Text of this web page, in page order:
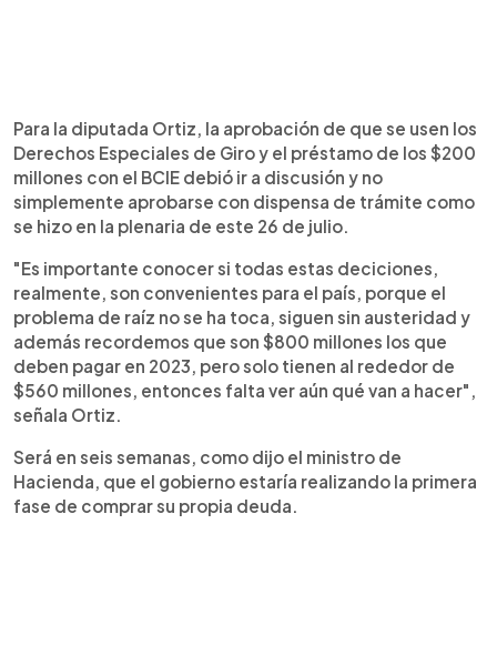
Para la diputada Ortiz, la aprobación de que se usen los
Derechos Especiales de Giro y el préstamo de los $200
millones con el BCIE debió ir a discusión y no
simplemente aprobarse con dispensa de trámite como
se hizo en la plenaria de este 26 de julio.
"Es importante conocer si todas estas deciciones,
realmente, son convenientes para el país, porque el
problema de raíz no se ha toca, siguen sin austeridad y
además recordemos que son $800 millones los que
deben pagar en 2023, pero solo tienen al rededor de
$560 millones, entonces falta ver aún qué van a hacer",
señala Ortiz.
Será en seis semanas, como dijo el ministro de
Hacienda, que el gobierno estaría realizando la primera
fase de comprar su propia deuda.